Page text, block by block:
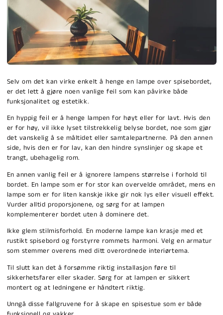
Selv om det kan virke enkelt å henge en lampe over spisebordet,
er det lett å gjøre noen vanlige feil som kan påvirke både
funksjonalitet og estetikk.
En hyppig feil er å henge lampen for høyt eller for lavt. Hvis den
er for høy, vil ikke lyset tilstrekkelig belyse bordet, noe som gjør
det vanskelig å se måltidet eller samtalepartnerne. På den annen
side, hvis den er for lav, kan den hindre synslinjer og skape et
trangt, ubehagelig rom.
En annen vanlig feil er å ignorere lampens størrelse i forhold til
bordet. En lampe som er for stor kan overvelde området, mens en
lampe som er for liten kanskje ikke gir nok lys eller visuell effekt.
Vurder alltid proporsjonene, og sørg for at lampen
komplementerer bordet uten å dominere det.
Ikke glem stilmisforhold. En moderne lampe kan krasje med et
rustikt spisebord og forstyrre rommets harmoni. Velg en armatur
som stemmer overens med ditt overordnede interiørtema.
Til slutt kan det å forsømme riktig installasjon føre til
sikkerhetsfarer eller skader. Sørg for at lampen er sikkert
montert og at ledningene er håndtert riktig.
Unngå disse fallgruvene for å skape en spisestue som er både